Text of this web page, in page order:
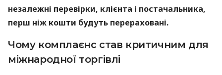
незалежні перевірки, клієнта і постачальника,
перш ніж кошти будуть перераховані.
Чому комплаєнс став критичним для
міжнародної торгівлі